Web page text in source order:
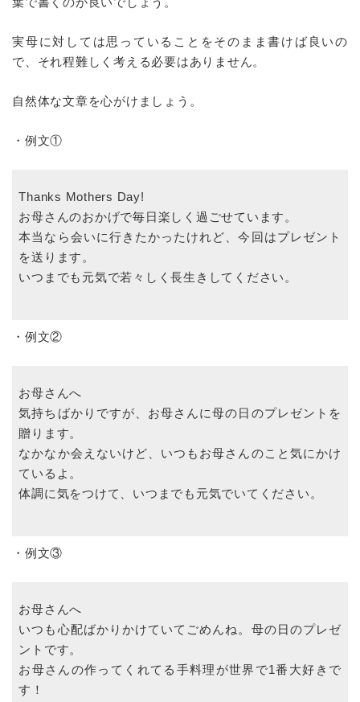
実母に対しては思っていることをそのまま書けば良いの
で、それ程難しく考える必要はありません。
自然体な文章を心がけましょう。
・例文①
Thanks Mothers Day!
お母さんのおかげで毎日楽しく過ごせています。
本当なら会いに行きたかったけれど、今回はプレゼント
を送ります。
いつまでも元気で若々しく長生きしてください。
・例文②
お母さんへ
気持ちばかりですが、お母さんに母の日のプレゼントを
贈ります。
なかなか会えないけど、いつもお母さんのこと気にかけ
ているよ。
体調に気をつけて、いつまでも元気でいてください。
・例文③
お母さんへ
いつも心配ばかりかけていてごめんね。母の日のプレゼ
ントです。
お母さんの作ってくれてる手料理が世界で1番大好きで
す！